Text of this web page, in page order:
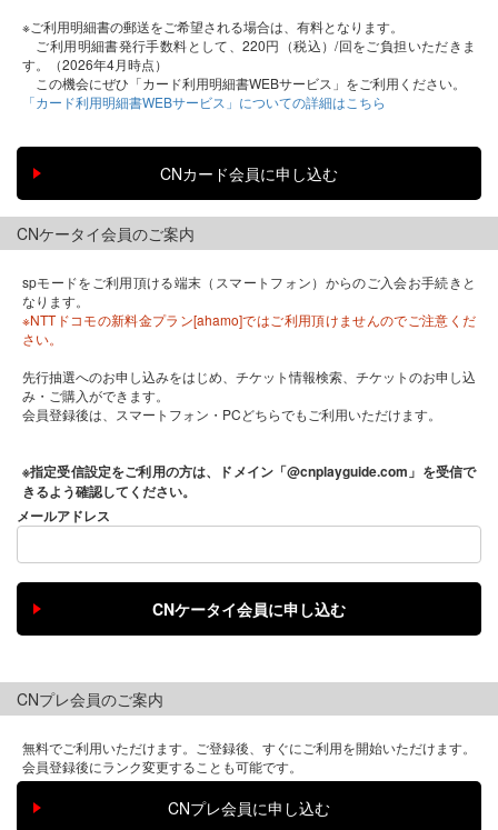
※ご利用明細書の郵送をご希望される場合は、有料となります。
ご利用明細書発行手数料として、220円（税込）/回をご負担いただきま
す。（2026年4月時点）
この機会にぜひ「カード利用明細書WEBサービス」をご利用ください。
「カード利用明細書WEBサービス」についての詳細はこちら
CNケータイ会員のご案内
spモードをご利用頂ける端末（スマートフォン）からのご入会お手続きと
なります。
※NTTドコモの新料金プラン[ahamo]ではご利用頂けませんのでご注意くだ
さい。
先行抽選へのお申し込みをはじめ、チケット情報検索、チケットのお申し込
み・ご購入ができます。
会員登録後は、スマートフォン・PCどちらでもご利用いただけます。
※指定受信設定をご利用の方は、ドメイン「@cnplayguide.com」を受信で
きるよう確認してください。
メールアドレス
CNプレ会員のご案内
無料でご利用いただけます。ご登録後、すぐにご利用を開始いただけます。
会員登録後にランク変更することも可能です。